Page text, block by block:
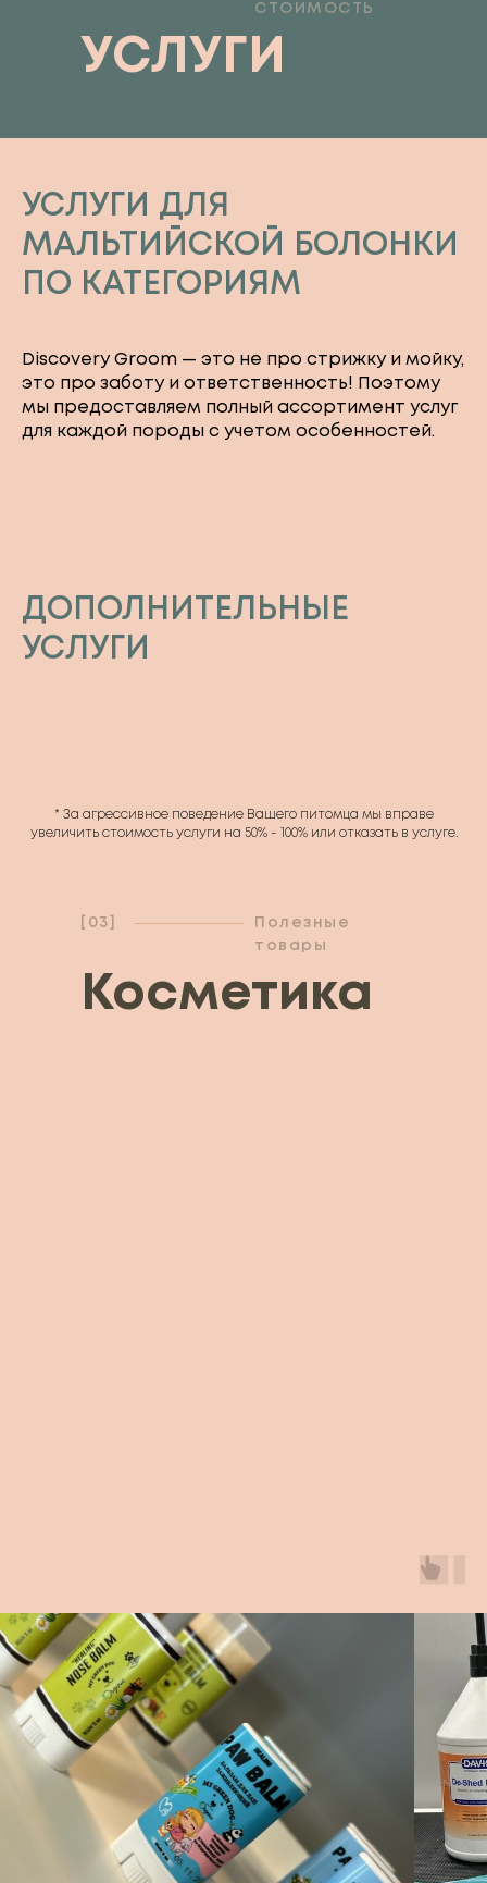
УСЛУГИ
СТОИМОСТЬ
УСЛУГИ ДЛЯ
МАЛЬТИЙСКОЙ БОЛОНКИ
ПО КАТЕГОРИЯМ
Discovery Groom — это не про стрижку и мойку,
это про заботу и ответственность! Поэтому
мы предоставляем полный ассортимент услуг
для каждой породы с учетом особенностей.
ДОПОЛНИТЕЛЬНЫЕ
УСЛУГИ
* За агрессивное поведение Вашего питомца мы вправе
увеличить стоимость услуги на 50% - 100% или отказать в услуге.
[03]
Полезные
товары
Косметика